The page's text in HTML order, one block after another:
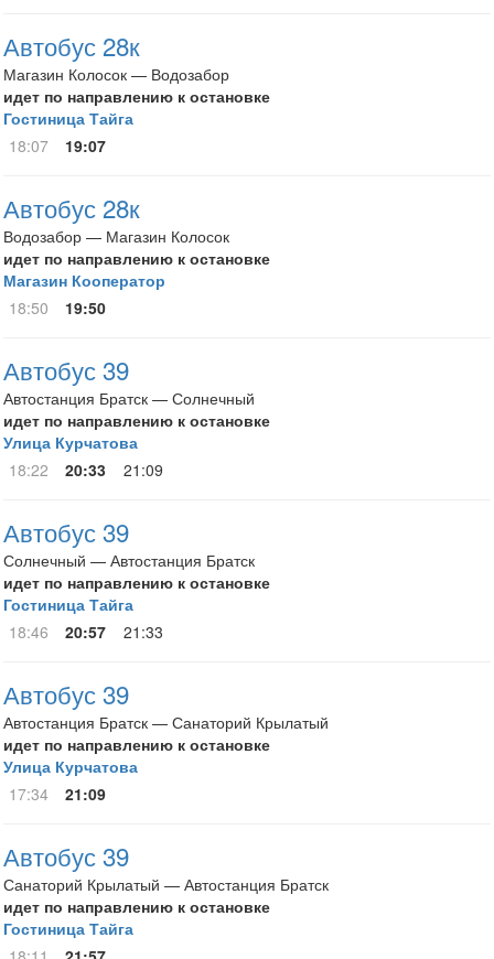
Автобус 28к
Магазин Колосок — Водозабор
идет по направлению к остановке
Гостиница Тайга
18:07
19:07
Автобус 28к
Водозабор — Магазин Колосок
идет по направлению к остановке
Магазин Кооператор
18:50
19:50
Автобус 39
Автостанция Братск — Солнечный
идет по направлению к остановке
Улица Курчатова
18:22
20:33 21:09
Автобус 39
Солнечный — Автостанция Братск
идет по направлению к остановке
Гостиница Тайга
18:46
20:57 21:33
Автобус 39
Автостанция Братск — Санаторий Крылатый
идет по направлению к остановке
Улица Курчатова
17:34
21:09
Автобус 39
Санаторий Крылатый — Автостанция Братск
идет по направлению к остановке
Гостиница Тайга